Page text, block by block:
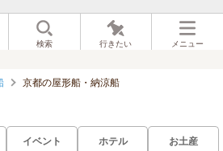
検索 行きたい メニュー
京都の屋形船・納涼船
イベント ホテル お土産